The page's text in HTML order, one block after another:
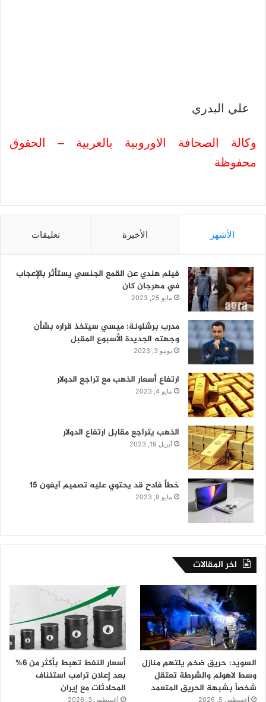
علي البدري
وكالة الصحافة الاوروبية بالعربية – الحقوق
محفوظة
الأشهر الأخيرة تعليقات
فيلم هندي عن القمع الجنسي يستأثر بالإعجاب
في مهرجان كان
مايو 25, 2023
مدرب برشلونة: ميسي سيتخذ قراره بشأن
وجهته الجديدة الأسبوع المقبل
يونيو 3, 2023
ارتفاع أسعار الذهب مع تراجع الدولار
مايو 4, 2023
الذهب يتراجع مقابل ارتفاع الدولار
أبريل 19, 2023
خطأ فادح قد يحتوي عليه تصميم آيفون 15
مايو 9, 2023
اخر المقالات
السويد: حريق ضخم يلتهم منازل
وسط لاهولم والشرطة تعتقل
شخصاً بشبهة الحريق المتعمد
أغسطس 5, 2026
أسعار النفط تهبط بأكثر من 6%
بعد إعلان ترامب استئناف
المحادثات مع إيران
أغسطس 3, 2026